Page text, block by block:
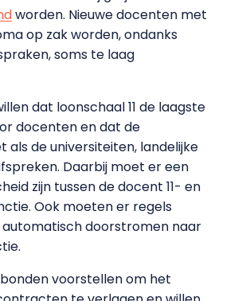
worden. Nieuwe docenten met
op zak worden, ondanks
soms te laag
dat loonschaal 11 de laagste
docenten en dat de
als de universiteiten, landelijke
Daarbij moet er een
zijn tussen de docent 11- en
Ook moeten er regels
doorstromen naar
voorstellen om het